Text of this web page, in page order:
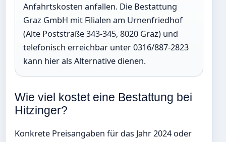
Anfahrtskosten anfallen. Die Bestattung
Graz GmbH mit Filialen am Urnenfriedhof
(Alte Poststraße 343-345, 8020 Graz) und
telefonisch erreichbar unter 0316/887-2823
kann hier als Alternative dienen.
Wie viel kostet eine Bestattung bei
Hitzinger?
Konkrete Preisangaben für das Jahr 2024 oder